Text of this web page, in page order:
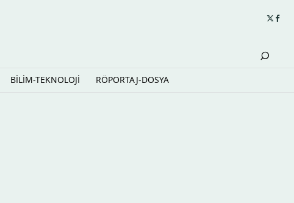
BİLİM-TEKNOLOJİ RÖPORTAJ-DOSYA